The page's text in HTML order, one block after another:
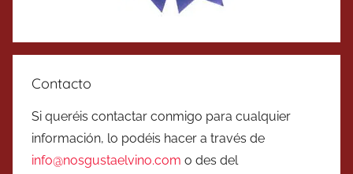
Contacto
Si queréis contactar conmigo para cualquier
información, lo podéis hacer a través de
info@nosgustaelvino.com o des del